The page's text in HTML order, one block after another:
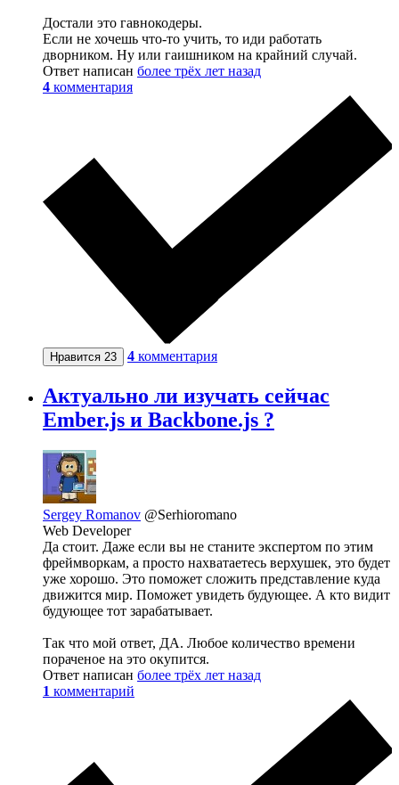
Достали это гавнокодеры.
Если не хочешь что-то учить, то иди работать
дворником. Ну или гаишником на крайний случай.
Ответ написан более трёх лет назад
4 комментария
Нравится 23 4 комментария
Актуально ли изучать сейчас
Ember.js и Backbone.js ?
Sergey Romanov @Serhioromano
Web Developer
Да стоит. Даже если вы не станите экспертом по этим
фреймворкам, а просто нахватаетесь верхушек, это будет
уже хорошо. Это поможет сложить представление куда
движится мир. Поможет увидеть будующее. А кто видит
будующее тот зарабатывает.
Так что мой ответ, ДА. Любое количество времени
пораченое на это окупится.
Ответ написан более трёх лет назад
1 комментарий